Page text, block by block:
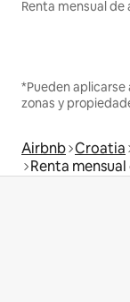
*Pueden
zonas y
Airbnb Croatia
Renta